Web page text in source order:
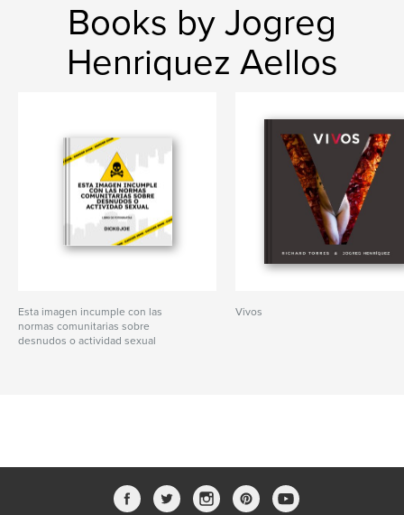
Books by Jogreg
Henriquez Aellos
Esta imagen incumple con las
normas comunitarias sobre
desnudos o actividad sexual
Vivos